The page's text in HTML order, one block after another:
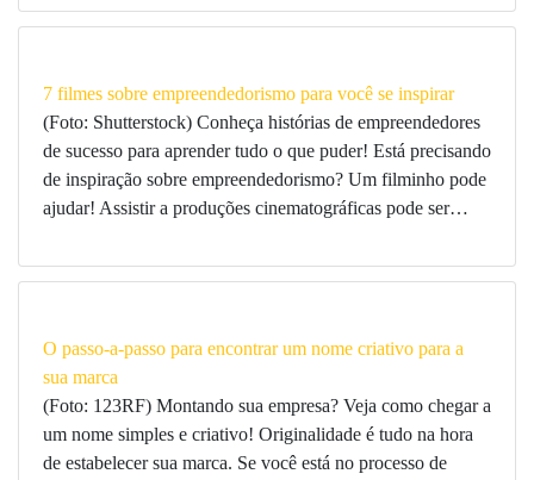
7 filmes sobre empreendedorismo para você se inspirar
(Foto: Shutterstock) Conheça histórias de empreendedores
de sucesso para aprender tudo o que puder! Está precisando
de inspiração sobre empreendedorismo? Um filminho pode
ajudar! Assistir a produções cinematográficas pode ser…
O passo-a-passo para encontrar um nome criativo para a
sua marca
(Foto: 123RF) Montando sua empresa? Veja como chegar a
um nome simples e criativo! Originalidade é tudo na hora
de estabelecer sua marca. Se você está no processo de